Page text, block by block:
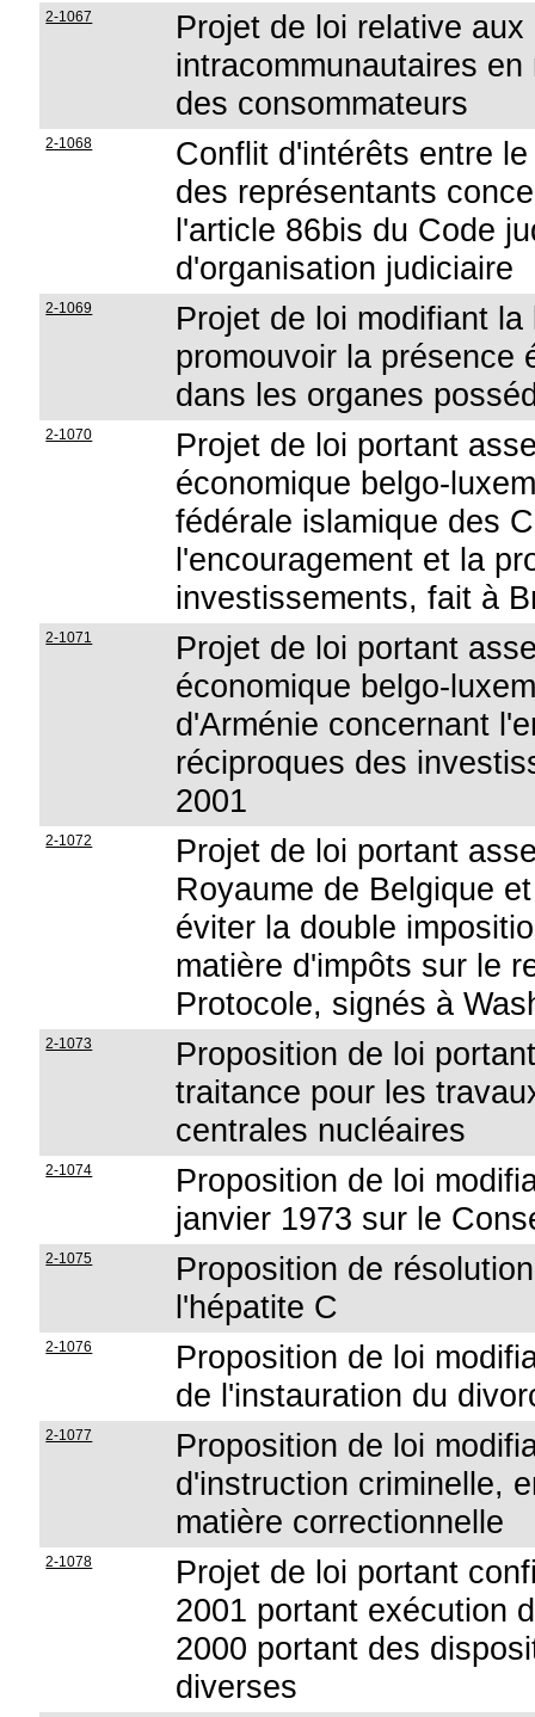
2-1067
Projet de loi relative
intracommunautaires
des consommateurs
2-1068
Conflit d'intérêts entre
des représentants
l'article 86bis du Code
d'organisation judiciaire
2-1069
Projet de loi modifiant
promouvoir la présence
dans les organes
2-1070
Projet de loi portant
économique belgo-
fédérale islamique des
l'encouragement et la
investissements, fait à
2-1071
Projet de loi portant
économique belgo-
d'Arménie concernant
réciproques des
2001
2-1072
Projet de loi portant
Royaume de Belgique
éviter la double
matière d'impôts sur le
Protocole, signés à
2-1073
Proposition de loi
traitance pour les
centrales nucléaires
2-1074
Proposition de loi
janvier 1973 sur le
2-1075
Proposition de
l'hépatite C
2-1076
Proposition de loi
de l'instauration du
2-1077
Proposition de loi
d'instruction criminelle,
matière correctionnelle
2-1078
Projet de loi portant
2001 portant exécution
2000 portant des
diverses